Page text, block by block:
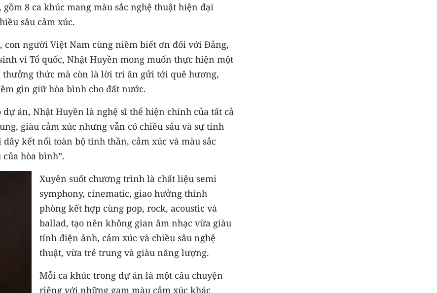
8 ca khúc mang màu sắc nghệ thuật hiện đại
sâu cảm xúc.
con người Việt Nam cùng niềm biết ơn đối với Đảng,
vì Tổ quốc, Nhật Huyền mong muốn thực hiện một
thức mà còn là lời tri ân gửi tới quê hương,
gìn giữ hòa bình cho đất nước.
án, Nhật Huyền là nghệ sĩ thể hiện chính của tất cả
giàu cảm xúc nhưng vẫn có chiều sâu và sự tinh
kết nối toàn bộ tinh thần, cảm xúc và màu sắc
hòa bình”.
Xuyên suốt chương trình là chất liệu semi
symphony, cinematic, giao hưởng thính
phòng kết hợp cùng pop, rock, acoustic và
ballad, tạo nên không gian âm nhạc vừa giàu
tính điện ảnh, cảm xúc và chiều sâu nghệ
thuật, vừa trẻ trung và giàu năng lượng.
Mỗi ca khúc trong dự án là một câu chuyện
riêng với những gam màu cảm xúc khác